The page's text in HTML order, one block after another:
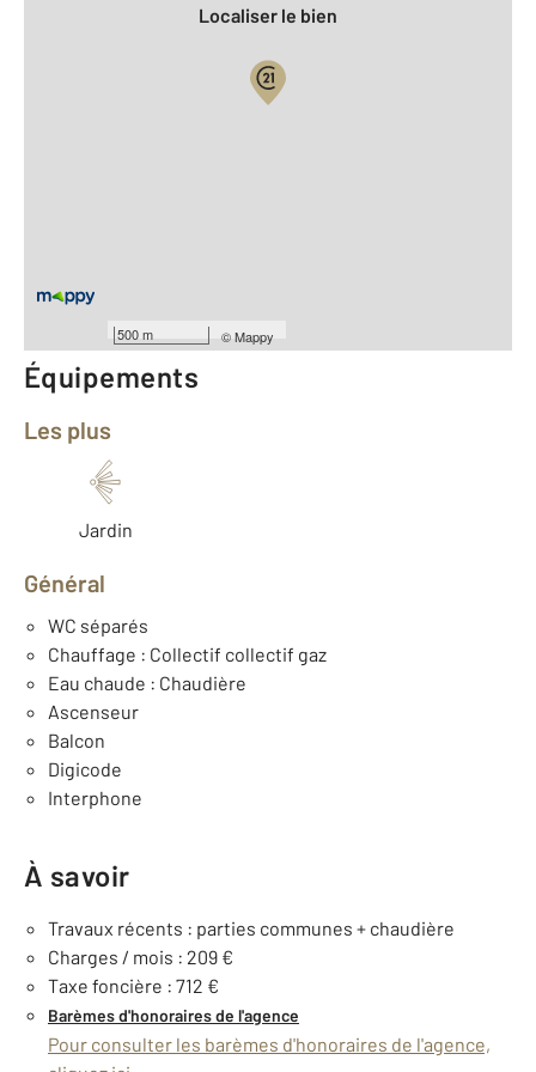
500 m ©Mappy
Localiser le bien
Année construction : 1960
Équipements
Les plus
Jardin
Général
WC séparés
Chauffage : Collectif collectif gaz
Eau chaude : Chaudière
Ascenseur
Balcon
Digicode
Interphone
À savoir
Travaux récents : parties communes + chaudière
Charges / mois : 209 €
Taxe foncière : 712 €
Barèmes d'honoraires de l'agence
Pour consulter les barèmes d'honoraires de l'agence,